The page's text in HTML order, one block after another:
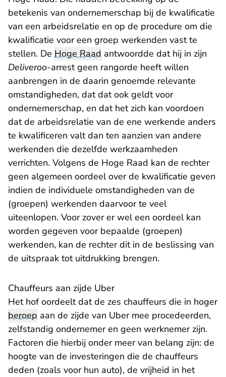
betekenis van ondernemerschap bij de kwalificatie
van een arbeidsrelatie en op de procedure om die
kwalificatie voor een groep werkenden vast te
stellen. De Hoge Raad antwoordde dat hij in zijn
Deliveroo-arrest geen rangorde heeft willen
aanbrengen in de daarin genoemde relevante
omstandigheden, dat dat ook geldt voor
ondernemerschap, en dat het zich kan voordoen
dat de arbeidsrelatie van de ene werkende anders
te kwalificeren valt dan ten aanzien van andere
werkenden die dezelfde werkzaamheden
verrichten. Volgens de Hoge Raad kan de rechter
geen algemeen oordeel over de kwalificatie geven
indien de individuele omstandigheden van de
(groepen) werkenden daarvoor te veel
uiteenlopen. Voor zover er wel een oordeel kan
worden gegeven voor bepaalde (groepen)
werkenden, kan de rechter dit in de beslissing van
de uitspraak tot uitdrukking brengen.
Chauffeurs aan zijde Uber
Het hof oordeelt dat de zes chauffeurs die in hoger
beroep aan de zijde van Uber mee procedeerden,
zelfstandig ondernemer en geen werknemer zijn.
Factoren die hierbij onder meer van belang zijn: de
hoogte van de investeringen die de chauffeurs
deden (zoals voor hun auto), de vrijheid in het